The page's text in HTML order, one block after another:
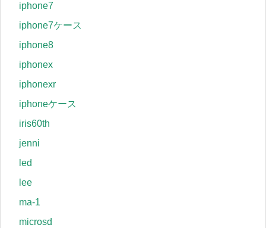
iphone7
iphone7ケース
iphone8
iphonex
iphonexr
iphoneケース
iris60th
jenni
led
lee
ma-1
microsd